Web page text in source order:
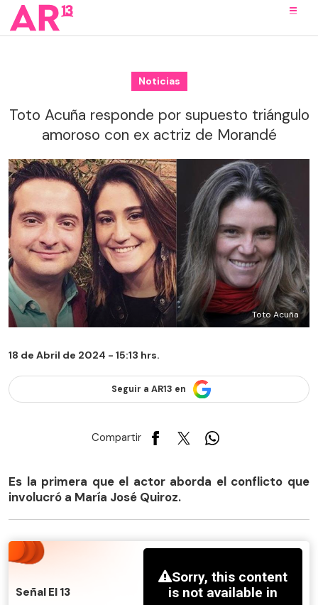
Noticias
Toto Acuña responde por supuesto triángulo
amoroso con ex actriz de Morandé
Toto Acuña
18 de Abril de 2024 - 15:13 hrs.
Seguir a AR13 en
Compartir
Es la primera que el actor aborda el conflicto que
involucró a María José Quiroz.
Señal El 13